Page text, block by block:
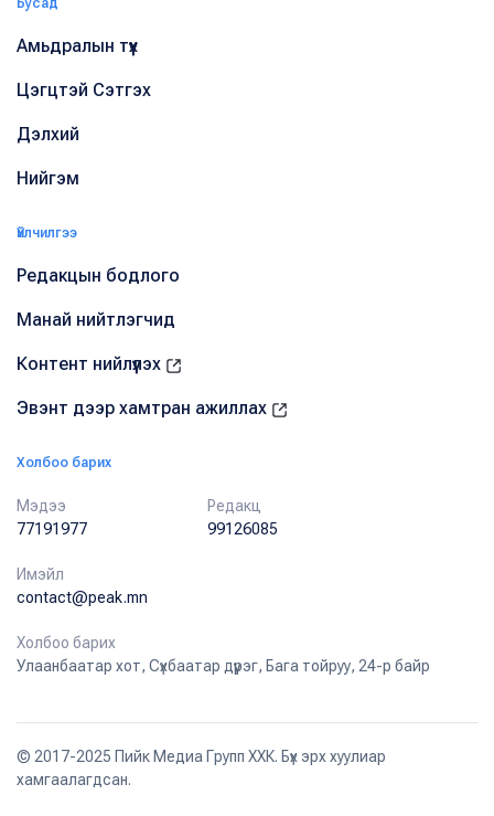
Бусад
Амьдралын түүх
Цэгцтэй Сэтгэх
Дэлхий
Нийгэм
Үйлчилгээ
Редакцын бодлого
Манай нийтлэгчид
Контент нийлүүлэх
Эвэнт дээр хамтран ажиллах
Холбоо барих
Мэдээ
77191977
Редакц
99126085
Имэйл
contact@peak.mn
Холбоо барих
Улаанбаатар хот, Сүхбаатар дүүрэг, Бага тойруу, 24-р байр
© 2017-2025 Пийк Медиа Групп ХХК. Бүх эрх хуулиар
хамгаалагдсан.